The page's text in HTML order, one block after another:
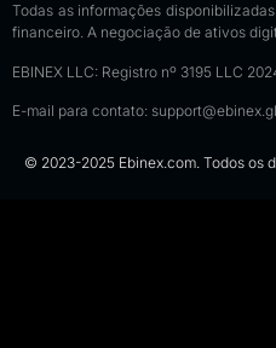
Todas as informações
financeiro. A negociação de ativos
EBINEX LLC: Registro nº 3195 LLC
E-mail para contato:
© 2023-2025 Ebinex.com. Todos os